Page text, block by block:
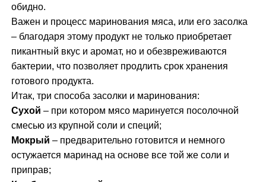
обидно.
Важен и процесс маринования мяса, или его засолка
– благодаря этому продукт не только приобретает
пикантный вкус и аромат, но и обезвреживаются
бактерии, что позволяет продлить срок хранения
готового продукта.
Итак, три способа засолки и маринования:
Сухой – при котором мясо маринуется посолочной
смесью из крупной соли и специй;
Мокрый – предварительно готовится и немного
остужается маринад на основе все той же соли и
приправ;